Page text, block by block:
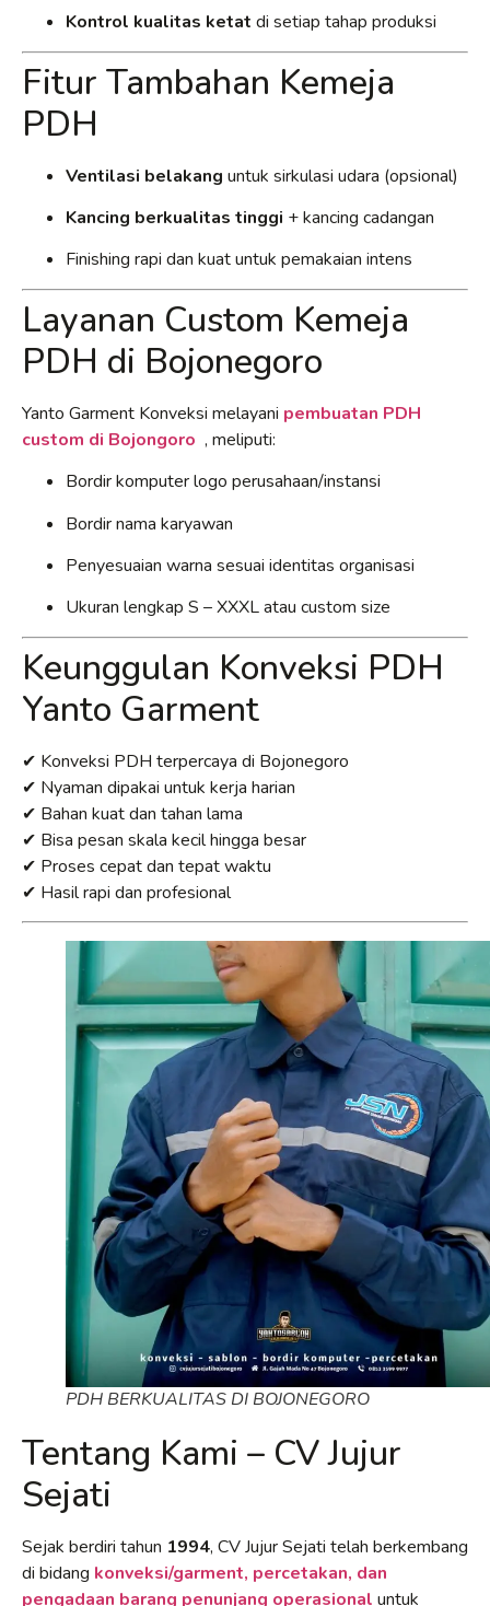
Kontrol kualitas ketat di setiap tahap produksi
Fitur Tambahan Kemeja
PDH
Ventilasi belakang untuk sirkulasi udara (opsional)
Kancing berkualitas tinggi + kancing cadangan
Finishing rapi dan kuat untuk pemakaian intens
Layanan Custom Kemeja
PDH di Bojonegoro
Yanto Garment Konveksi melayani pembuatan PDH
custom di Bojongoro , meliputi:
Bordir komputer logo perusahaan/instansi
Bordir nama karyawan
Penyesuaian warna sesuai identitas organisasi
Ukuran lengkap S – XXXL atau custom size
Keunggulan Konveksi PDH
Yanto Garment
✔ Konveksi PDH terpercaya di Bojonegoro
✔ Nyaman dipakai untuk kerja harian
✔ Bahan kuat dan tahan lama
✔ Bisa pesan skala kecil hingga besar
✔ Proses cepat dan tepat waktu
✔ Hasil rapi dan profesional
PDH BERKUALITAS DI BOJONEGORO
Tentang Kami – CV Jujur
Sejati
Sejak berdiri tahun 1994, CV Jujur Sejati telah berkembang
di bidang konveksi/garment, percetakan, dan
pengadaan barang penunjang operasional untuk